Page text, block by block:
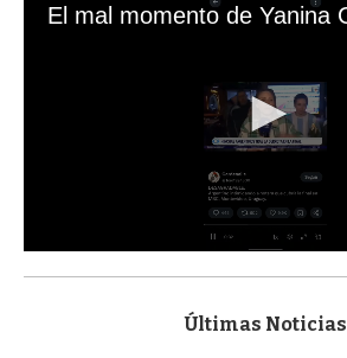
s
Últimas Noticias